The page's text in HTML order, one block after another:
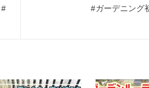
#ガーデニング